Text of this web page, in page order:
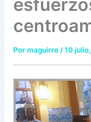
Pormaguirre/10